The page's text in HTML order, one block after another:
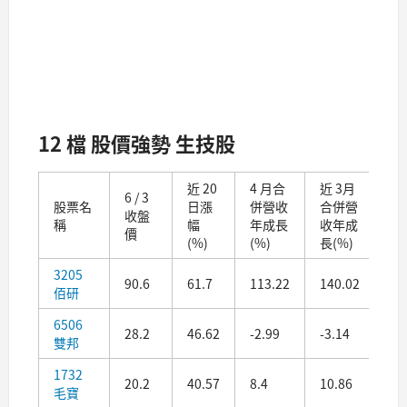
12 檔 股價強勢 生技股
股票名
稱
6 / 3
收盤
價
近 20
日漲
幅
(%)
4 月合
併營收
年成長
(%)
近 3月
合併營
收年成
長(%)
3205
佰研
90.6 61.7 113.22 140.02
6506
雙邦
28.2 46.62 -2.99 -3.14
1732
毛寶
20.2 40.57 8.4 10.86